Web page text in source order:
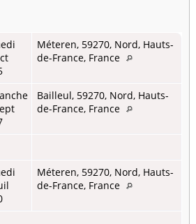
Méteren, 59270, Nord, Hauts-
de-France, France
Bailleul, 59270, Nord, Hauts-
de-France, France
Méteren, 59270, Nord, Hauts-
de-France, France